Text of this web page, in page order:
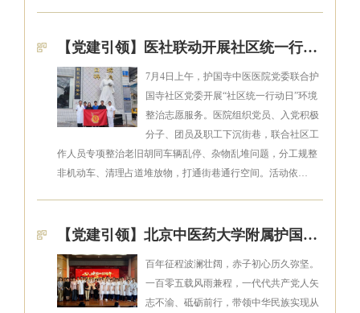
【党建引领】医社联动开展社区统一行动日环境整治志愿服务
7月4日上午，护国寺中医医院党委联合护
国寺社区党委开展“社区统一行动日”环境
整治志愿服务。医院组织党员、入党积极
分子、团员及职工下沉街巷，联合社区工
作人员专项整治老旧胡同车辆乱停、杂物乱堆问题，分工规整
非机动车、清理占道堆放物，打通街巷通行空间。活动依…
【党建引领】北京中医药大学附属护国寺中医医院党委开展庆祝建党105周年系列活动
百年征程波澜壮阔，赤子初心历久弥坚。
一百零五载风雨兼程，一代代共产党人矢
志不渝、砥砺前行，带领中华民族实现从